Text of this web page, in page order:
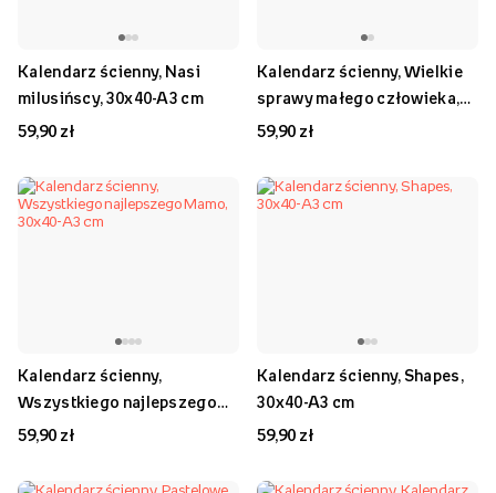
Kalendarz ścienny, Nasi
milusińscy, 30x40-A3 cm
59,90 zł
Kalendarz ścienny, Wielkie
sprawy małego człowieka,
30x40-A3 cm
59,90 zł
Kalendarz ścienny,
Wszystkiego najlepszego
Mamo, 30x40-A3 cm
59,90 zł
Kalendarz ścienny, Shapes,
30x40-A3 cm
59,90 zł